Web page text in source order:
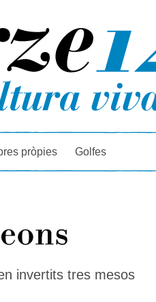
pròpies Golfes
invertits tres mesos